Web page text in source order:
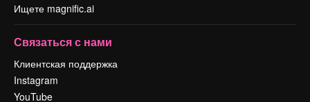
Ищете magnific.ai
Связаться с нами
Клиентская поддержка
Instagram
YouTube